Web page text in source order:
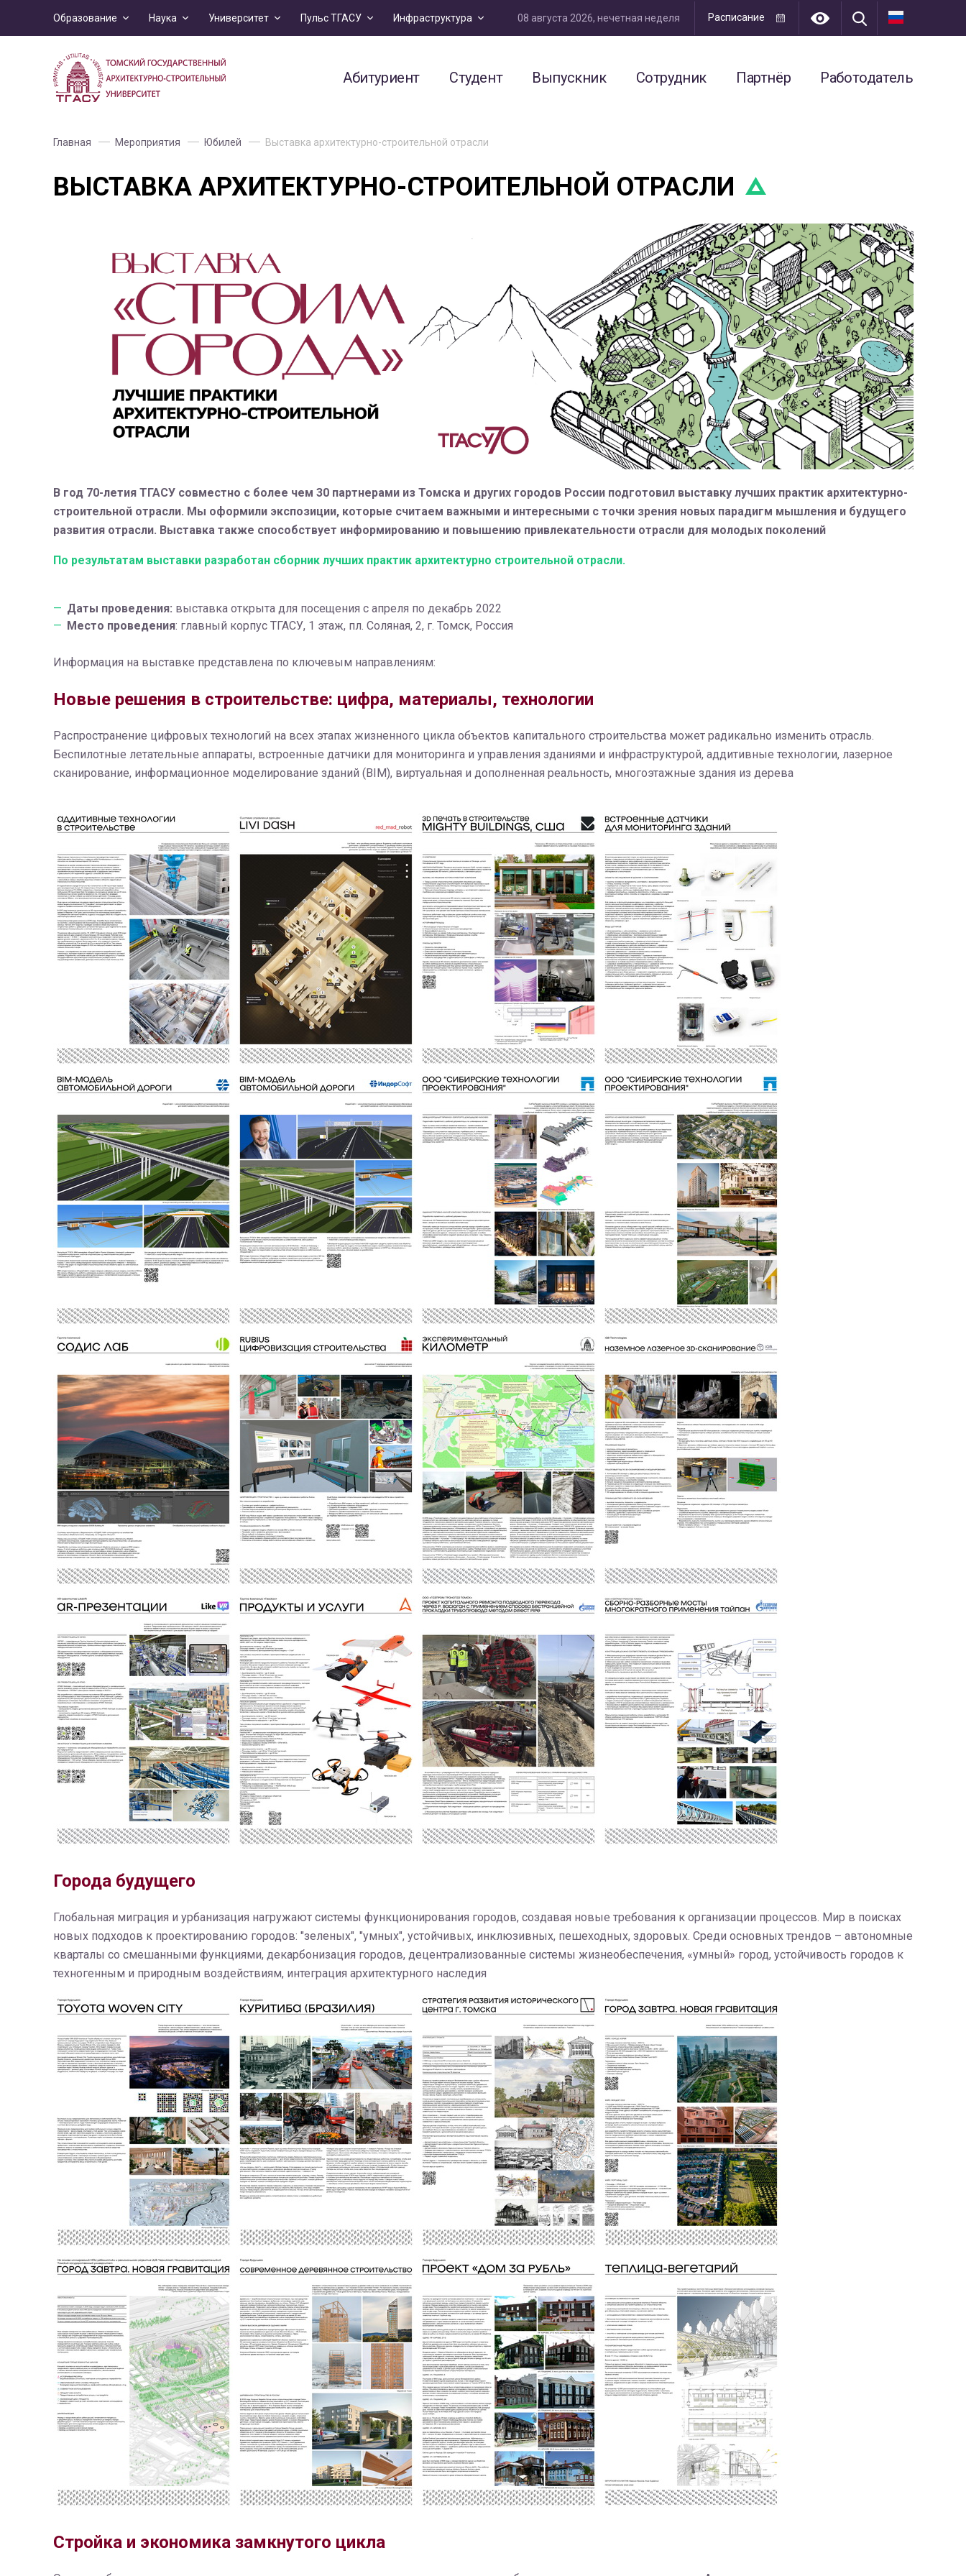
Образование Наука Университет Пульс ТГАСУ Инфраструктура 08 августа 2026, нечетная неделя Расписание
Абитуриент Студент Выпускник Сотрудник Партнёр Работодатель
Главная Мероприятия Юбилей Выставка архитектурно-строительной отрасли
ВЫСТАВКА АРХИТЕКТУРНО-СТРОИТЕЛЬНОЙ ОТРАСЛИ
В год 70-летия ТГАСУ совместно с более чем 30 партнерами из Томска и других городов России подготовил выставку лучших практик архитектурно-
строительной отрасли. Мы оформили экспозиции, которые считаем важными и интересными с точки зрения новых парадигм мышления и будущего
развития отрасли. Выставка также способствует информированию и повышению привлекательности отрасли для молодых поколений
По результатам выставки разработан сборник лучших практик архитектурно строительной отрасли.
Даты проведения: выставка открыта для посещения с апреля по декабрь 2022
Место проведения: главный корпус ТГАСУ, 1 этаж, пл. Соляная, 2, г. Томск, Россия
Информация на выставке представлена по ключевым направлениям:
Новые решения в строительстве: цифра, материалы, технологии
Распространение цифровых технологий на всех этапах жизненного цикла объектов капитального строительства может радикально изменить отрасль.
Беспилотные летательные аппараты, встроенные датчики для мониторинга и управления зданиями и инфраструктурой, аддитивные технологии, лазерное
сканирование, информационное моделирование зданий (BIM), виртуальная и дополненная реальность, многоэтажные здания из дерева
Города будущего
Глобальная миграция и урбанизация нагружают системы функционирования городов, создавая новые требования к организации процессов. Мир в поисках
новых подходов к проектированию городов: "зеленых", "умных", устойчивых, инклюзивных, пешеходных, здоровых. Среди основных трендов – автономные
кварталы со смешанными функциями, декарбонизация городов, децентрализованные системы жизнеобеспечения, «умный» город, устойчивость городов к
техногенным и природным воздействиям, интеграция архитектурного наследия
Стройка и экономика замкнутого цикла